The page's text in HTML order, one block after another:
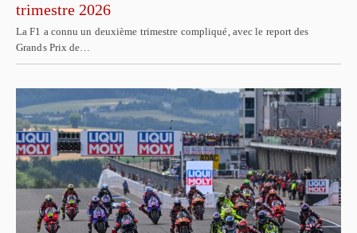
trimestre 2026
La F1 a connu un deuxième trimestre compliqué, avec le report des
Grands Prix de…